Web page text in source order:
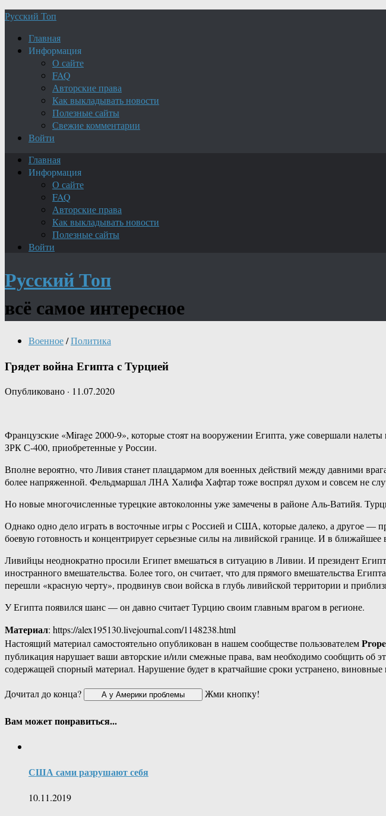
Русский Топ
Главная
Информация
О сайте
FAQ
Авторские права
Как выкладывать новости
Полезные сайты
Свежие комментарии
Войти
Главная
Информация
О сайте
FAQ
Авторские права
Как выкладывать новости
Полезные сайты
Войти
Русский Топ
всё самое интересное
Военное/Политика
Грядет война Египта с Турцией
Опубликовано · 11.07.2020
Французские «Mirage 2000-9», которые стоят на вооружении Египта, уже совершали
ЗРК С-400, приобретенные у России.
Вполне вероятно, что Ливия станет плацдармом для военных действий между давними
более напряженной. Фельдмаршал ЛНА Халифа Хафтар тоже воспрял духом и совсем не
Но новые многочисленные турецкие автоколонны уже замечены в районе Аль-Ватийя.
Однако одно дело играть в восточные игры с Россией и США, которые далеко, а другое —
боевую готовность и концентрирует серьезные силы на ливийской границе. И в
Ливийцы неоднократно просили Египет вмешаться в ситуацию в Ливии. И президент
иностранного вмешательства. Более того, он считает, что для прямого вмешательства
перешли «красную черту», продвинув свои войска в глубь ливийской территории и
У Египта появился шанс — он давно считает Турцию своим главным врагом в регионе.
Материал: https://alex195130.livejournal.com/1148238.html
Настоящий материал самостоятельно опубликован в нашем сообществе пользователем
публикация нарушает ваши авторские и/или смежные права, вам необходимо сообщить об
содержащей спорный материал. Нарушение будет в кратчайшие сроки устранено, виновные
Дочитал до конца?
Жми кнопку!
Вам может понравиться...
США сами разрушают себя
10.11.2019